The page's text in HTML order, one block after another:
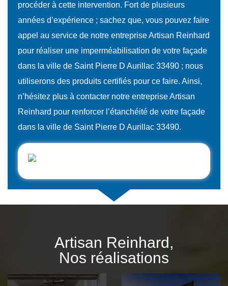
procéder à cette intervention. Fort de plusieurs
années d’expérience ; sachez que, vous pouvez faire
appel au service de notre entreprise Artisan Reinhard
pour réaliser une imperméabilisation de votre façade
dans la ville de Saint Pierre D Aurillac 33490 ; nous
utiliserons des produits certifiés pour ce faire. Ainsi,
n’hésitez plus à contacter notre entreprise Artisan
Reinhard pour renforcer l’étanchéité de votre façade
dans la ville de Saint Pierre D Aurillac 33490.
Artisan Reinhard,
Nos réalisations